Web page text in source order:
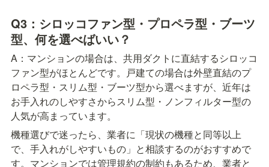
Q3：シロッコファン型・プロペラ型・ブーツ
型、何を選べばいい？
A：マンションの場合は、共用ダクトに直結するシロッコ
ファン型がほとんどです。戸建ての場合は外壁直結のプ
ロペラ型・スリム型・ブーツ型から選べますが、近年は
お手入れのしやすさからスリム型・ノンフィルター型の
人気が高まっています。
機種選びで迷ったら、業者に「現状の機種と同等以上
で、手入れがしやすいもの」と相談するのがおすすめで
す。マンションでは管理規約の制約もあるため、業者と